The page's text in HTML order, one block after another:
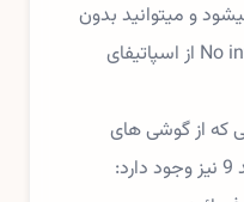
و میتوانید بدون
دریافت ارور No internet connection از اسپاتیفای
که از گوشی های